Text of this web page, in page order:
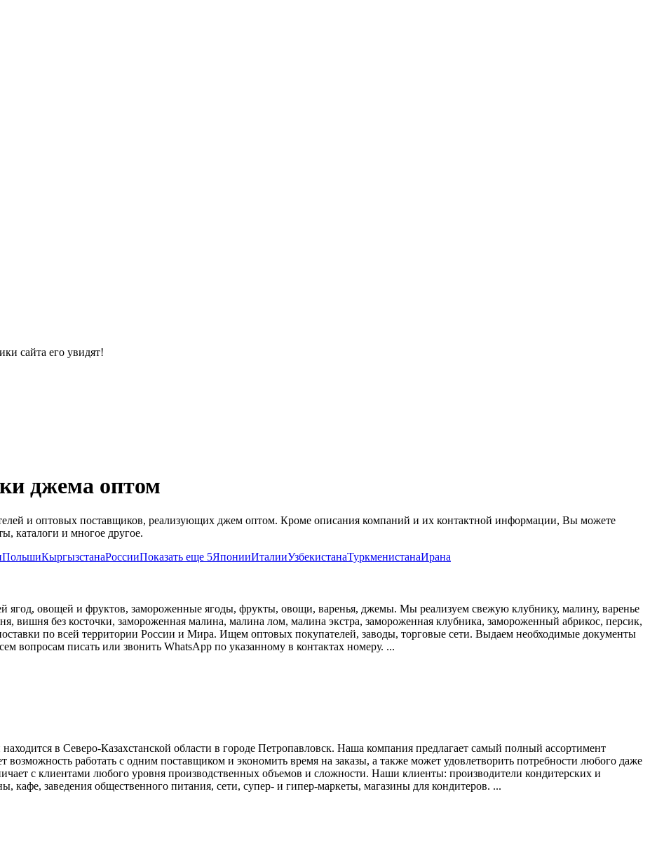
сайта его увидят!
джема оптом
и оптовых поставщиков, реализующих джем оптом. Кроме описания компаний и их контактной информации, Вы можете
каталоги и многое другое.
ПольшиКыргызстанаРоссииПоказать еще 5ЯпонииИталииУзбекистанаТуркменистанаИрана
ягод, овощей и фруктов, замороженные ягоды, фрукты, овощи, варенья, джемы. Мы реализуем свежую клубнику, малину, варенье
вишня без косточки, замороженная малина, малина лом, малина экстра, замороженная клубника, замороженный абрикос, персик,
по всей территории России и Мира. Ищем оптовых покупателей, заводы, торговые сети. Выдаем необходимые документы
вопросам писать или звонить WhatsApp по указанному в контактах номеру. ...
в Северо-Казахстанской области в городе Петропавловск. Наша компания предлагает самый полный ассортимент
возможность работать с одним поставщиком и экономить время на заказы, а также может удовлетворить потребности любого даже
с клиентами любого уровня производственных объемов и сложности. Наши клиенты: производители кондитерских и
кафе, заведения общественного питания, сети, супер- и гипер-маркеты, магазины для кондитеров. ...